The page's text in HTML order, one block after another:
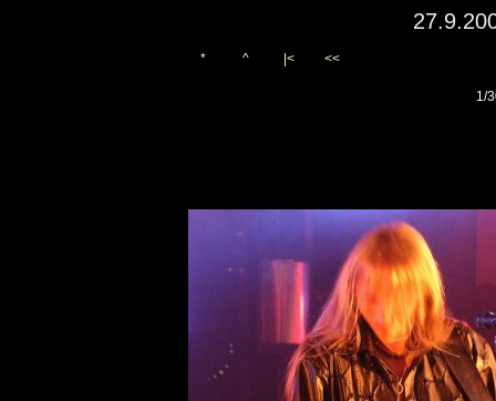
* ^ |< <<
1/